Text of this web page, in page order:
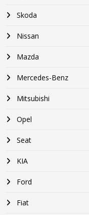
Skoda
Nissan
Mazda
Mercedes-Benz
Mitsubishi
Opel
Seat
KIA
Ford
Fiat